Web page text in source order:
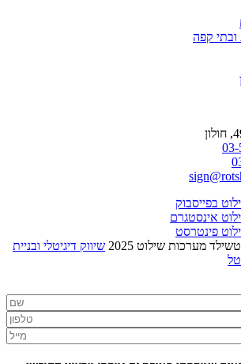
ובתי קפה
03-
מערכות שילוט 2025
שיווק דיגיטלי ובניית